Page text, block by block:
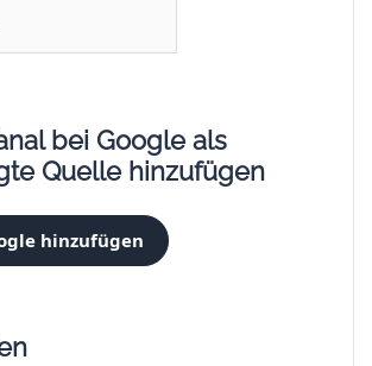
bei Google als
Quelle hinzufügen
hinzufügen